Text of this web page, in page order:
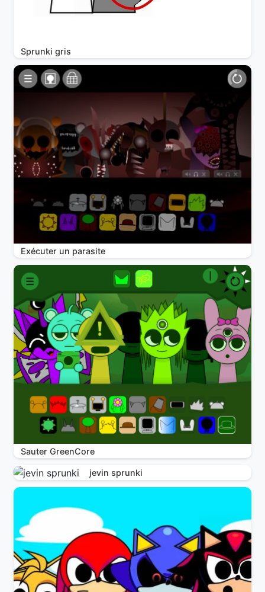
Sprunki gris
Exécuter un parasite
Sauter GreenCore
jevin sprunki